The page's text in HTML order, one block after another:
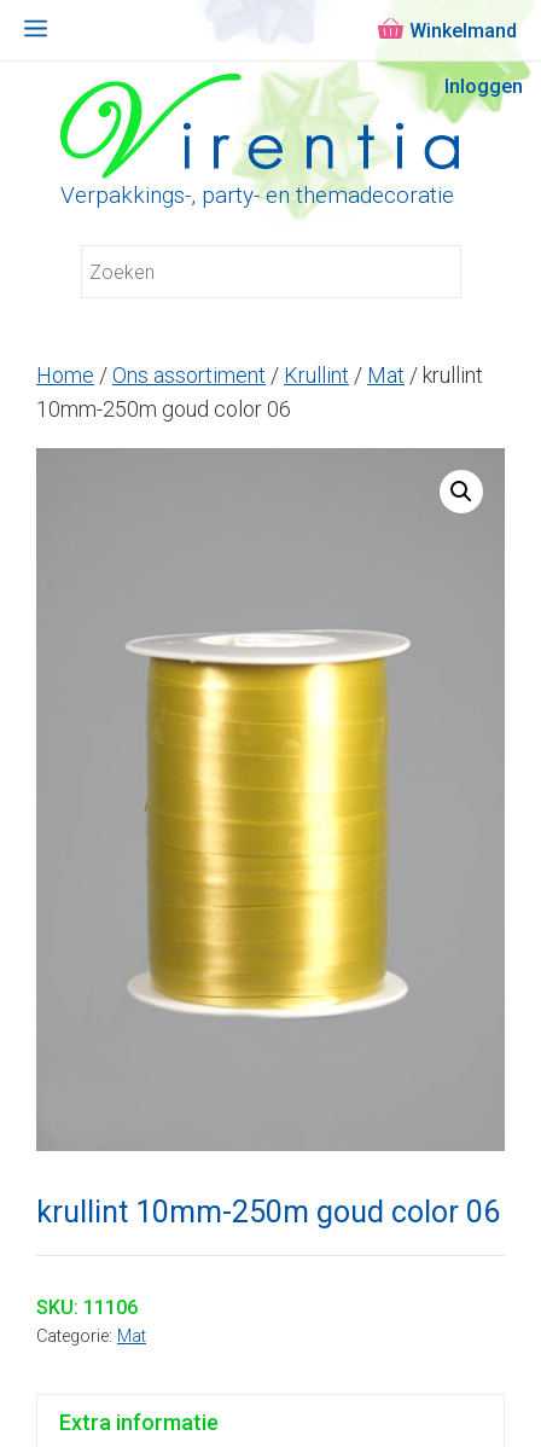
Inloggen
Verpakkings-, party- en themadecoratie
Menu
Home /Ons assortiment / Krullint / Mat / krullint
10mm-250m goud color 06
krullint 10mm-250m goud color 06
SKU: 11106
Categorie: Mat
Extra informatie